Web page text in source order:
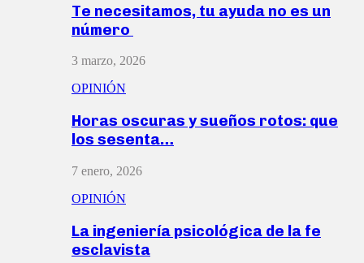
Te necesitamos, tu ayuda no es un
número
3 marzo, 2026
OPINIÓN
Horas oscuras y sueños rotos: que
los sesenta…
7 enero, 2026
OPINIÓN
La ingeniería psicológica de la fe
esclavista